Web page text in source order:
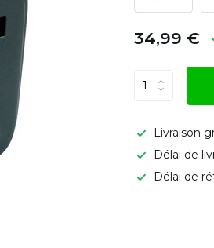
34,99 €
Livraison
Délai de
Délai de